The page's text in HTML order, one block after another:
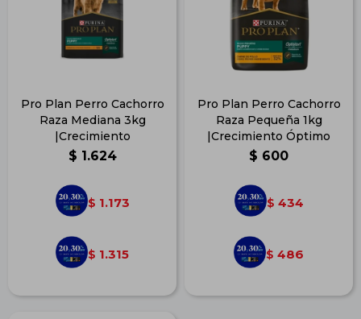
Pro Plan Perro Cachorro
Raza Mediana 3kg
|Crecimiento
$ 1.624
$ 1.173
$ 1.315
Pro Plan Perro Cachorro
Raza Pequeña 1kg
|Crecimiento Óptimo
$ 600
$ 434
$ 486